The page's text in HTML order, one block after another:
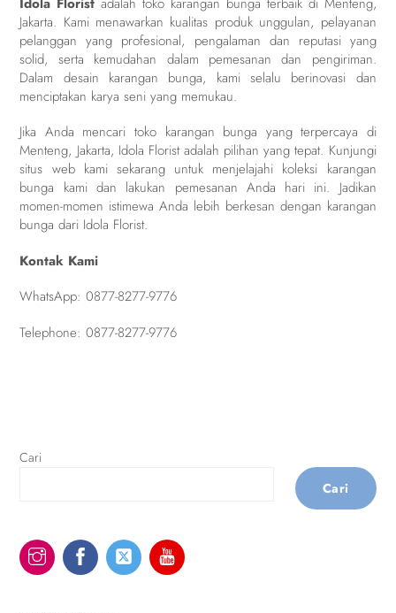
Jakarta. Kami menawarkan kualitas produk unggulan, pelayanan
pelanggan yang profesional, pengalaman dan reputasi yang
solid, serta kemudahan dalam pemesanan dan pengiriman.
Dalam desain karangan bunga, kami selalu berinovasi dan
menciptakan karya seni yang memukau.
Jika Anda mencari toko karangan bunga yang terpercaya di
Menteng, Jakarta, Idola Florist adalah pilihan yang tepat. Kunjungi
situs web kami sekarang untuk menjelajahi koleksi karangan
bunga kami dan lakukan pemesanan Anda hari ini. Jadikan
momen-momen istimewa Anda lebih berkesan dengan karangan
bunga dari Idola Florist.
Kontak Kami
WhatsApp:0877-8277-9776
Telephone:0877-8277-9776
Cari
Cari